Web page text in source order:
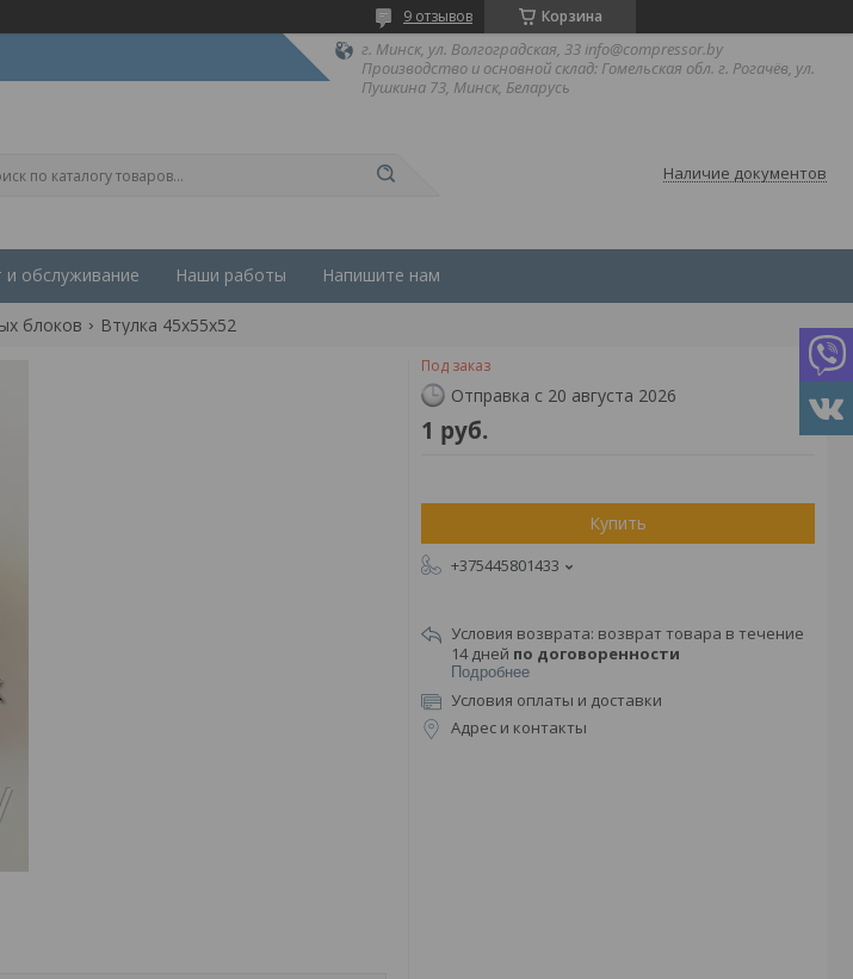
Корзина
9 отзывов
г. Минск, ул. Волгоградская, 33 info@compressor.by
Производство и основной склад: Гомельская обл. г. Рогачёв, ул.
Пушкина 73, Минск, Беларусь
Наличие документов
и обслуживание Наши работы Напишите нам
блоков Втулка 45x55x52
Под заказ
Отправка с 20 августа 2026
1 руб.
Купить
+375445801433
возврат товара в течение
14 дней по договоренности
Подробнее
Условия оплаты и доставки
Адрес и контакты